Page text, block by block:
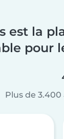
est la
pour
Plus de 3.400